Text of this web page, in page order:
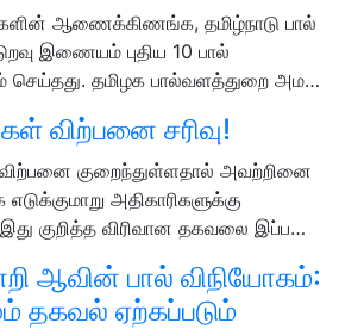
ஆணைக்கிணங்க, தமிழ்நாடு பால்
இணையம் புதிய 10 பால்
செய்தது. தமிழக பால்வளத்துறை அம…
விற்பனை சரிவு!
குறைந்துள்ளதால் அவற்றினை
அதிகாரிகளுக்கு
இது குறித்த விரிவான தகவலை இப்ப…
ஆவின் பால் விநியோகம்:
தகவல் ஏற்கப்படும்